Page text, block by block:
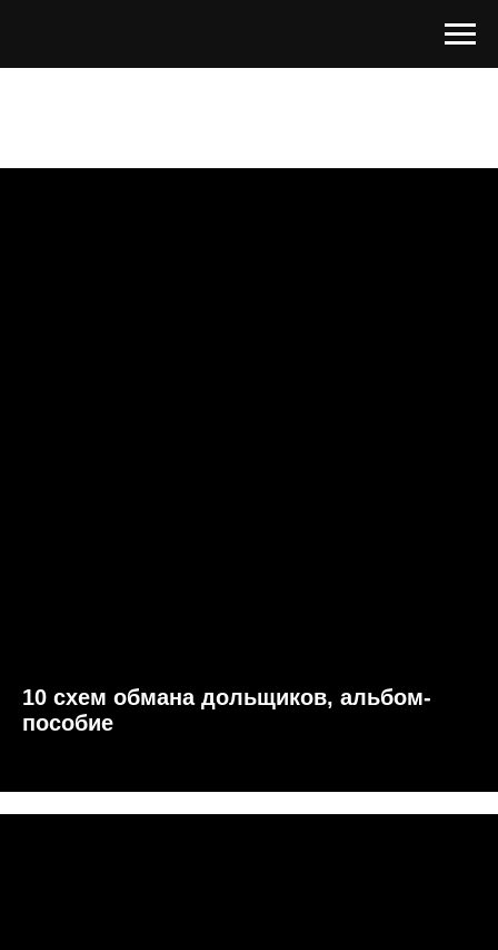
10 схем обмана дольщиков, альбом-
пособие